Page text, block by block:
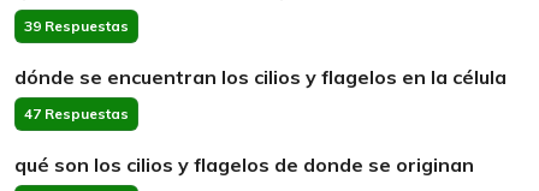
39 Respuestas
dónde se encuentran los cilios y flagelos en la célula
47 Respuestas
qué son los cilios y flagelos de donde se originan